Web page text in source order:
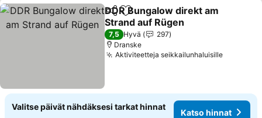
Jaa Lisää suosikkeihin
DDR Bungalow direkt am
Strand auf Rügen
7,5 Hyvä
297
Dranske
Aktiviteetteja seikkailunhaluisille
Valitse päivät nähdäksesi tarkat hinnat
Katso hinnat